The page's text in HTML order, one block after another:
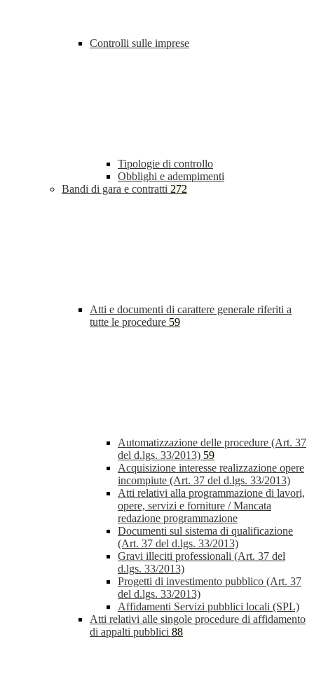
Controlli sulle imprese
Tipologie di controllo
Obblighi e adempimenti
Bandi di gara e contratti 272
Atti e documenti di carattere generale riferiti a
tutte le procedure 59
Automatizzazione delle procedure (Art. 37
del d.lgs. 33/2013) 59
Acquisizione interesse realizzazione opere
incompiute (Art. 37 del d.lgs. 33/2013)
Atti relativi alla programmazione di lavori,
opere, servizi e forniture / Mancata
redazione programmazione
Documenti sul sistema di qualificazione
(Art. 37 del d.lgs. 33/2013)
Gravi illeciti professionali (Art. 37 del
d.lgs. 33/2013)
Progetti di investimento pubblico (Art. 37
del d.lgs. 33/2013)
Affidamenti Servizi pubblici locali (SPL)
Atti relativi alle singole procedure di affidamento
di appalti pubblici 88